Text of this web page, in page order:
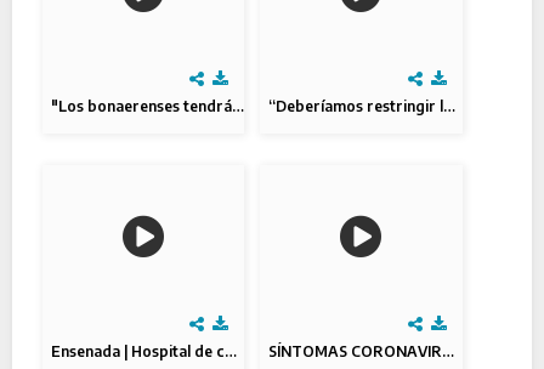
"Los bonaerenses tendrán vacaciones" “Deberíamos restringir la circulación 15 días"
Ensenada | Hospital de campaña SÍNTOMAS CORONAVIRUS (COVID-19)